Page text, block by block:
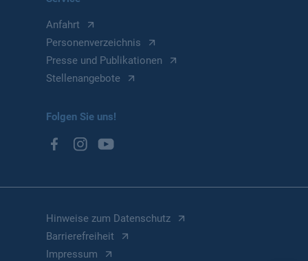
Anfahrt
Personenverzeichnis
Presse und Publikationen
Stellenangebote
Folgen Sie uns!
Hinweise zum Datenschutz
Barrierefreiheit
Impressum